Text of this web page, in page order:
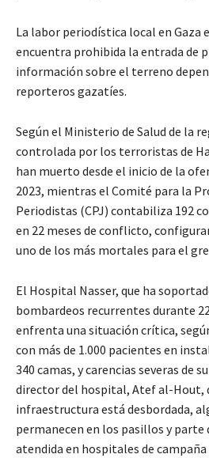
La labor periodística local en Gaza
encuentra prohibida la entrada de
información sobre el terreno
reporteros gazatíes.
Según el Ministerio de Salud de la
controlada por los terroristas de
han muerto desde el inicio de la
2023, mientras el Comité para la
Periodistas (CPJ) contabiliza 192
en 22 meses de conflicto,
uno de los más mortales para el
El Hospital Nasser, que ha
bombardeos recurrentes durante
enfrenta una situación crítica,
con más de 1.000 pacientes en
340 camas, y carencias severas de
director del hospital, Atef al-Hout,
infraestructura está desbordada,
permanecen en los pasillos y parte
atendida en hospitales de